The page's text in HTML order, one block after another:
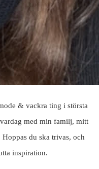
& vackra ting i största
med min familj, mitt
du ska trivas, och
inspiration.